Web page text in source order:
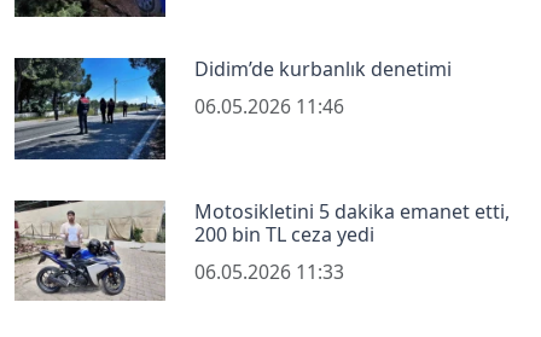
Didim’de kurbanlık denetimi
06.05.2026 11:46
Motosikletini 5 dakika emanet etti,
200 bin TL ceza yedi
06.05.2026 11:33